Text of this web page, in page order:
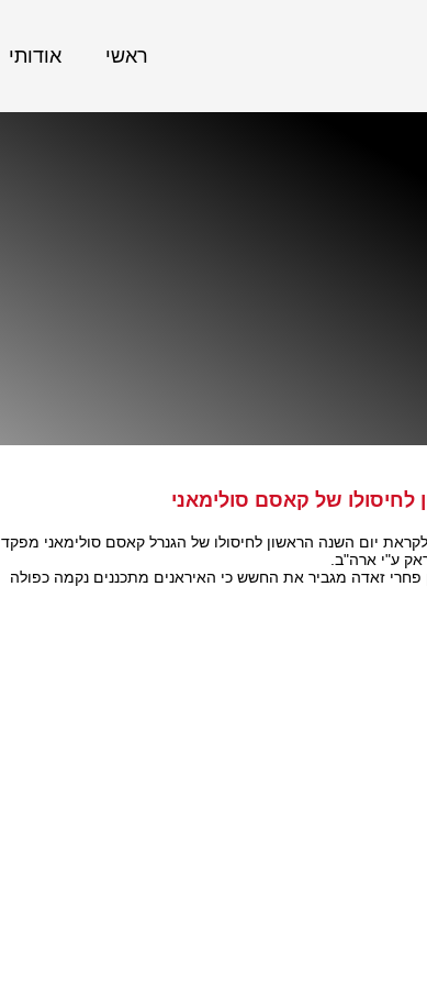
ראשי אודותי
לחיסולו של קאסם סולימאני
יום השנה הראשון לחיסולו של הגנרל קאסם סולימאני מפקד
ע"י ארה"ב.
פחרי זאדה מגביר את החשש כי האיראנים מתכננים נקמה כפולה